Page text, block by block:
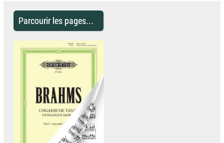
Parcourir les pages...